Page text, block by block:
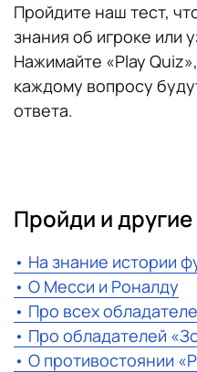
Пройдите наш тест,
знания об игроке или
Нажимайте «Play
каждому вопросу
ответа.
​​Пройди и
• На знание истории
• О Месси и Роналду
• Про всех
• Про обладателей
• О противостоянии